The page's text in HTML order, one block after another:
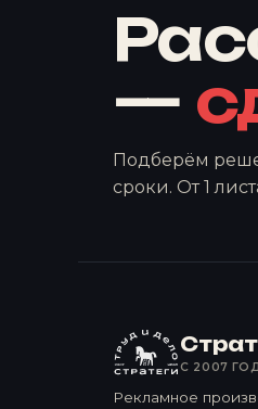
—
Подберём
сроки. От 1
С 2007
Рекламное